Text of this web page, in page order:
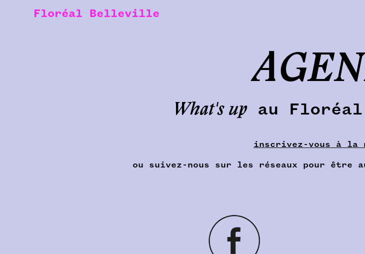
Floréal Belleville
What's up au
inscrivez-vous à la
ou suivez-nous sur les réseaux pour être